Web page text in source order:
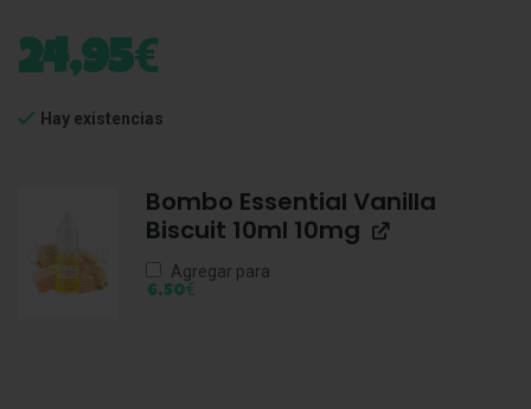
24,95€
Hay existencias
Bombo Essential Vanilla
Biscuit 10ml 10mg
Agregar para
6,50€